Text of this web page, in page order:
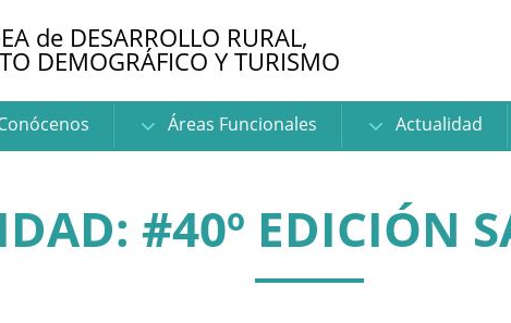
de DESARROLLO RURAL,
DEMOGRÁFICO Y TURISMO
Áreas Funcionales Actualidad
#40º EDICIÓN